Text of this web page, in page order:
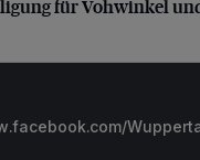
für Vohwinkel